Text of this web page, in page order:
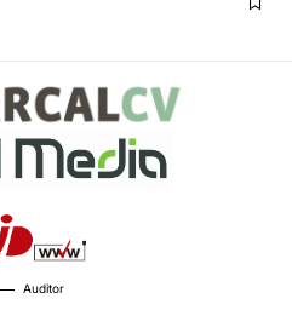
Auditor